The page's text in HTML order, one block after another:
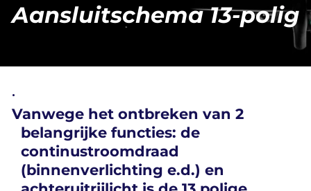
Aansluitschema 13-polig
Vanwege het ontbreken van 2
belangrijke functies: de
continustroomdraad
(binnenverlichting e.d.) en